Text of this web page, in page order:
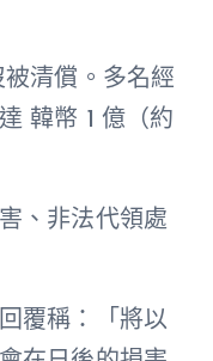
清償。多名經
韓幣 1 億（約
、非法代領處
覆稱：「將以